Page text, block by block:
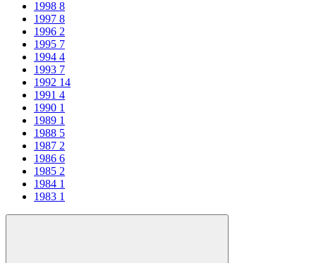
1998 8
1997 8
1996 2
1995 7
1994 4
1993 7
1992 14
1991 4
1990 1
1989 1
1988 5
1987 2
1986 6
1985 2
1984 1
1983 1